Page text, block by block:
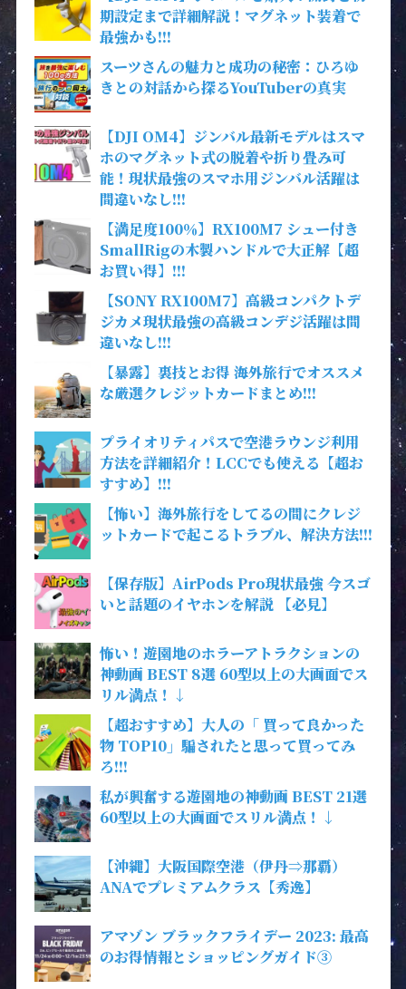
期設定まで詳細解説！マグネット装着で
最強かも!!!
スーツさんの魅力と成功の秘密：ひろゆ
きとの対話から探るYouTuberの真実
【DJI OM4】ジンバル最新モデルはスマ
ホのマグネット式の脱着や折り畳み可
能！現状最強のスマホ用ジンバル活躍は
間違いなし!!!
【満足度100％】RX100M7 シュー付き
SmallRigの木製ハンドルで大正解【超
お買い得】!!!
【SONY RX100M7】高級コンパクトデ
ジカメ現状最強の高級コンデジ活躍は間
違いなし!!!
【暴露】裏技とお得 海外旅行でオススメ
な厳選クレジットカードまとめ!!!
プライオリティパスで空港ラウンジ利用
方法を詳細紹介！LCCでも使える【超お
すすめ】!!!
【怖い】海外旅行をしてるの間にクレジ
ットカードで起こるトラブル、解決方法!!!
【保存版】AirPods Pro現状最強 今スゴ
いと話題のイヤホンを解説 【必見】
怖い！遊園地のホラーアトラクションの
神動画 BEST 8選 60型以上の大画面でス
リル満点！↓
【超おすすめ】大人の「 買って良かった
物 TOP10」騙されたと思って買ってみ
ろ!!!
私が興奮する遊園地の神動画 BEST 21選
60型以上の大画面でスリル満点！↓
【沖縄】大阪国際空港（伊丹⇒那覇）
ANAでプレミアムクラス【秀逸】
アマゾン ブラックフライデー 2023: 最高
のお得情報とショッピングガイド③